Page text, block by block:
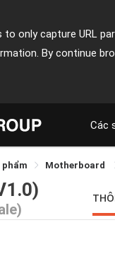
only capture URL
By continue
Các
phẩm Motherboard